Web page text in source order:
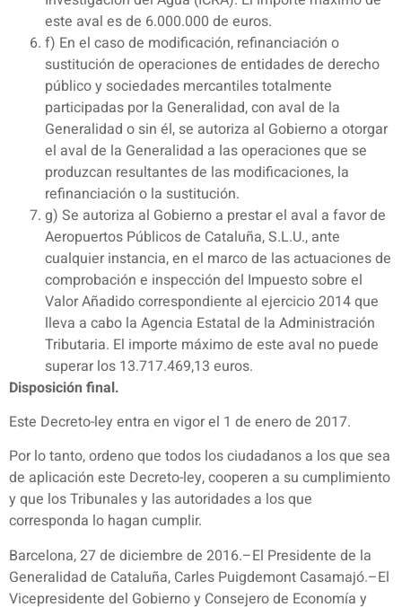
este aval es de 6.000.000 de euros.
f) En el caso de modificación, refinanciación o
sustitución de operaciones de entidades de derecho
público y sociedades mercantiles totalmente
participadas por la Generalidad, con aval de la
Generalidad o sin él, se autoriza al Gobierno a otorgar
el aval de la Generalidad a las operaciones que se
produzcan resultantes de las modificaciones, la
refinanciación o la sustitución.
g) Se autoriza al Gobierno a prestar el aval a favor de
Aeropuertos Públicos de Cataluña, S.L.U., ante
cualquier instancia, en el marco de las actuaciones de
comprobación e inspección del Impuesto sobre el
Valor Añadido correspondiente al ejercicio 2014 que
lleva a cabo la Agencia Estatal de la Administración
Tributaria. El importe máximo de este aval no puede
superar los 13.717.469,13 euros.
Disposición final.
Este Decreto-ley entra en vigor el 1 de enero de 2017.
Por lo tanto, ordeno que todos los ciudadanos a los que sea
de aplicación este Decreto-ley, cooperen a su cumplimiento
y que los Tribunales y las autoridades a los que
corresponda lo hagan cumplir.
Barcelona, 27 de diciembre de 2016.–El Presidente de la
Generalidad de Cataluña, Carles Puigdemont Casamajó.–El
Vicepresidente del Gobierno y Consejero de Economía y